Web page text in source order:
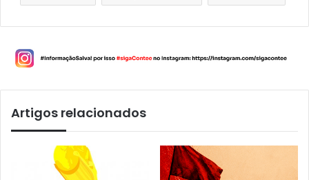
Artigos relacionados